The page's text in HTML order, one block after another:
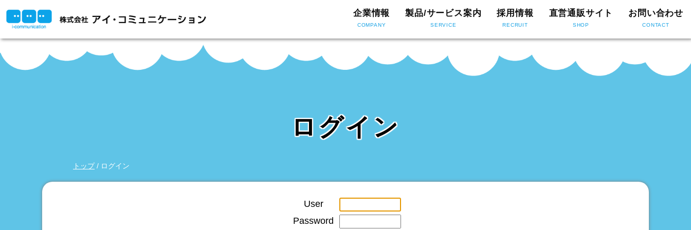
企業情報
COMPANY
製品/サービス案内
SERVICE
採用情報
RECRUIT
直営通販サイト
SHOP
お問い合わせ
CONTACT
ログイン
現
在
トップ/ ログイン
User
Password